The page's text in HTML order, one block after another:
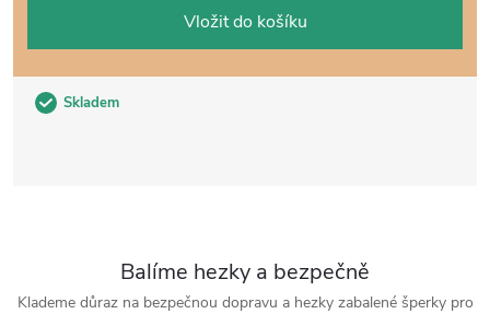
Skladem
Vložit do košíku
Balíme hezky a bezpečně
Klademe důraz na bezpečnou dopravu a hezky zabalené šperky pro